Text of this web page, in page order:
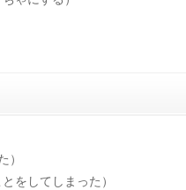
）
をしてしまった）